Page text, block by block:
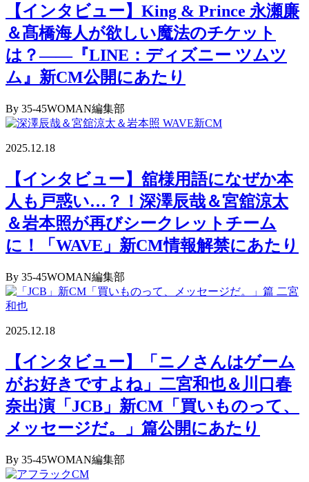
【インタビュー】King & Prince 永瀬廉
＆髙橋海人が欲しい魔法のチケット
は？――『LINE：ディズニー ツムツ
ム』新CM公開にあたり
By 35-45WOMAN編集部
2025.12.18
【インタビュー】舘様用語になぜか本
人も戸惑い…？！深澤辰哉＆宮舘涼太
＆岩本照が再びシークレットチーム
に！「WAVE」新CM情報解禁にあたり
By 35-45WOMAN編集部
2025.12.18
【インタビュー】「ニノさんはゲーム
がお好きですよね」二宮和也＆川口春
奈出演「JCB」新CM「買いものって、
メッセージだ。」篇公開にあたり
By 35-45WOMAN編集部